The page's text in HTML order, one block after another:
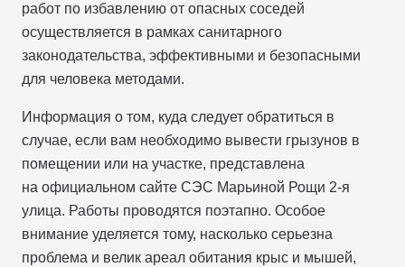
работ по избавлению от опасных соседей
осуществляется в рамках санитарного
законодательства, эффективными и безопасными
для человека методами.
Информация о том, куда следует обратиться в
случае, если вам необходимо вывести грызунов в
помещении или на участке, представлена
на официальном сайте СЭС Марьиной Рощи 2-я
улица. Работы проводятся поэтапно. Особое
внимание уделяется тому, насколько серьезна
проблема и велик ареал обитания крыс и мышей,